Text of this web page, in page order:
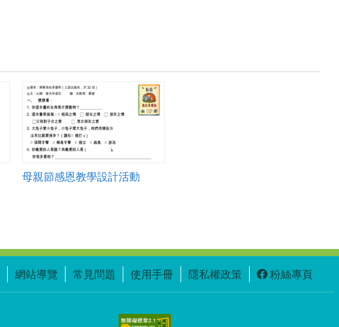
母親節感恩教學設計活動
網站導覽 常見問題 使用手冊 隱私權政策 粉絲專頁